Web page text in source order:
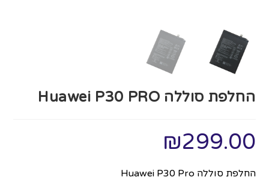
החלפת סוללה Huawei P30 PRO
₪299.00
החלפת סוללה Huawei P30 Pro